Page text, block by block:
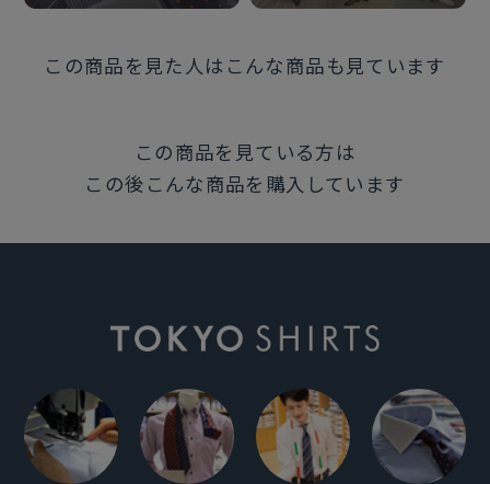
この商品を見た人はこんな商品も見ています
この商品を見ている方は
この後こんな商品を購入しています